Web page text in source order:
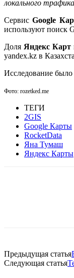
локального трафика
СервисGoogle
используют поиск
Доля Яндекс Карт
yandex.kz в
Исследование было
Фото: rozetked.me
ТЕГИ
2GIS
Google Карты
RocketData
Яна Тумаш
Яндекс Карты
Предыдущая статья
Следующая статья